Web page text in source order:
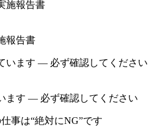
報告書
ます ― 必ず確認してください